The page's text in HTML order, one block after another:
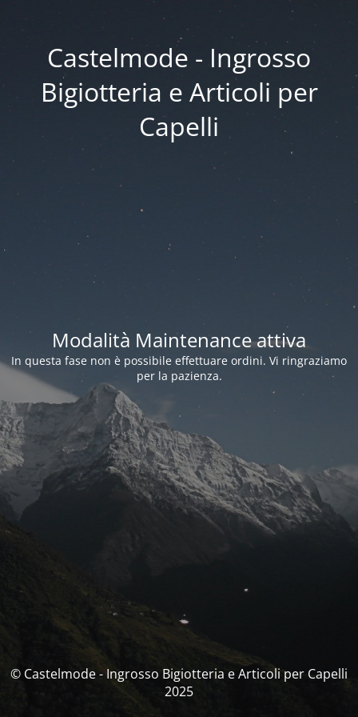
Castelmode - Ingrosso
Bigiotteria e Articoli per
Capelli
Modalità Maintenance attiva
In questa fase non è possibile effettuare ordini. Vi ringraziamo
per la pazienza.
© Castelmode - Ingrosso Bigiotteria e Articoli per Capelli
2025